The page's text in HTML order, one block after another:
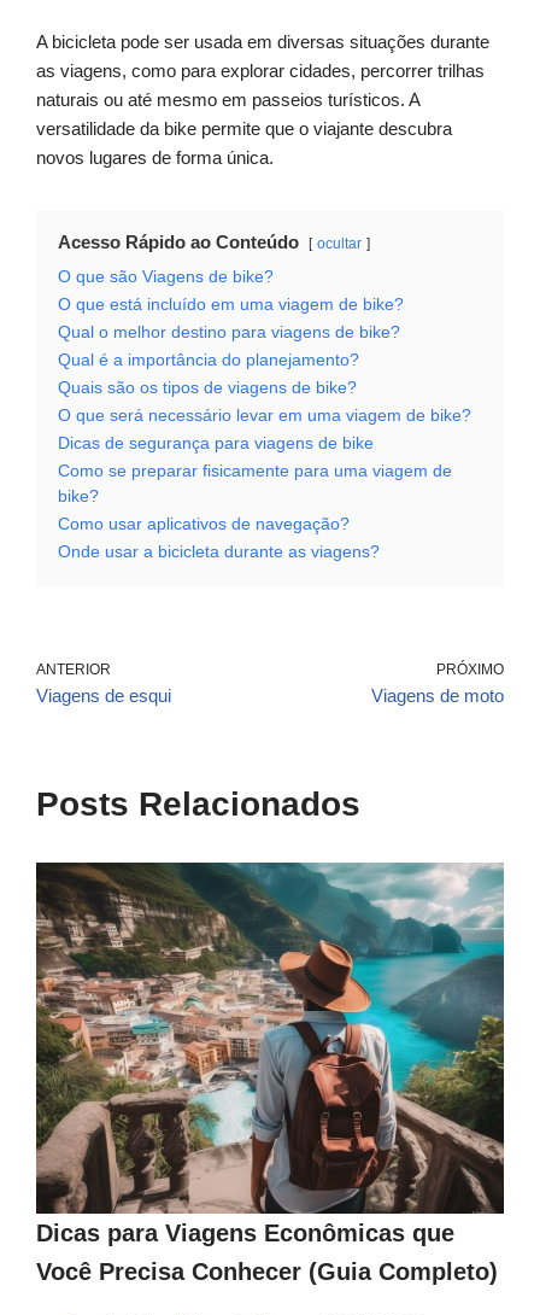
A bicicleta pode ser usada em diversas situações durante
as viagens, como para explorar cidades, percorrer trilhas
naturais ou até mesmo em passeios turísticos. A
versatilidade da bike permite que o viajante descubra
novos lugares de forma única.
Acesso Rápido ao Conteúdo ocultar
O que são Viagens de bike?
O que está incluído em uma viagem de bike?
Qual o melhor destino para viagens de bike?
Qual é a importância do planejamento?
Quais são os tipos de viagens de bike?
O que será necessário levar em uma viagem de bike?
Dicas de segurança para viagens de bike
Como se preparar fisicamente para uma viagem de
bike?
Como usar aplicativos de navegação?
Onde usar a bicicleta durante as viagens?
ANTERIOR
Viagens de esqui
PRÓXIMO
Viagens de moto
Posts Relacionados
Dicas para Viagens Econômicas que
Você Precisa Conhecer (Guia Completo)